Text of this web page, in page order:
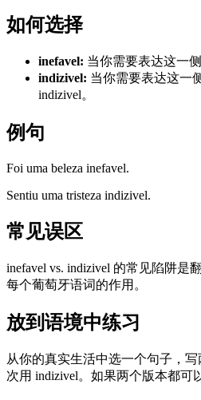
如何选择
inefavel: 当你需要表达这一
indizivel: 当你需要表达这一
indizivel。
例句
Foi uma beleza inefavel.
Sentiu uma tristeza indizivel.
常见误区
inefavel vs. indizivel 的常见陷阱是
每个葡萄牙语词的作用。
放到语境中练习
从你的真实生活中选一个句子，
次用 indizivel。如果两个版本都可